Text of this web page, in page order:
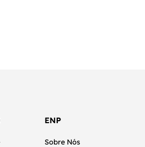
ENP
Sobre Nós